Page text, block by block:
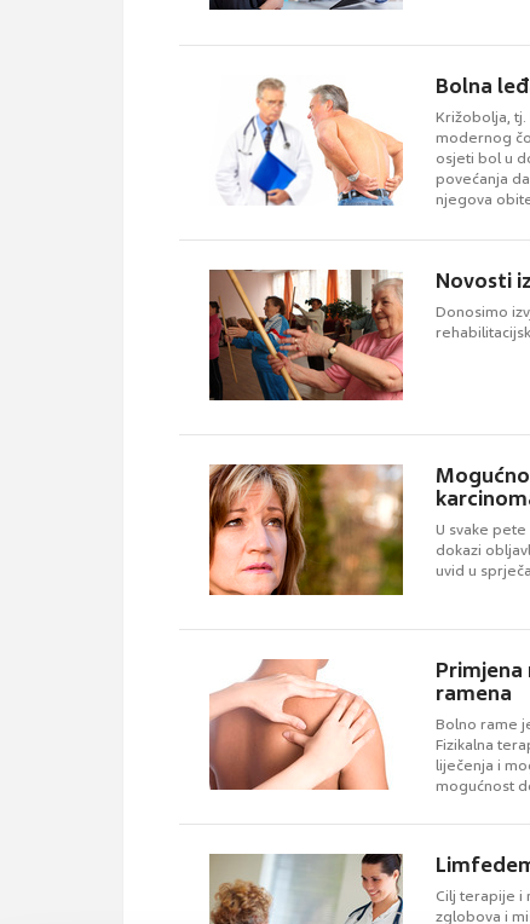
Bolna
Križobolja,
modernog
osjeti bol u
povećanja
njegova
Novosti
Donosimo
U svake
dokazi
uvid u
ramena
Bolno rame
Fizikalna
liječenja i
mogućnost
Cilj terapije i
zglobova i